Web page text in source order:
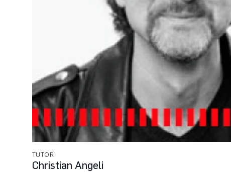
TUTOR
Christian Angeli